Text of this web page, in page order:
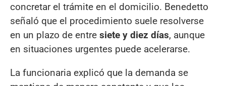
concretar el trámite en el domicilio. Benedetto
señaló que el procedimiento suele resolverse
en un plazo de entre siete y diez días, aunque
en situaciones urgentes puede acelerarse.
La funcionaria explicó que la demanda se